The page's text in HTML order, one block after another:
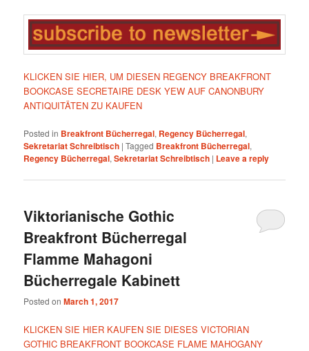
KLICKEN SIE HIER, UM DIESEN REGENCY BREAKFRONT
BOOKCASE SECRETAIRE DESK YEW AUF CANONBURY
ANTIQUITÄTEN ZU KAUFEN
Posted in Breakfront Bücherregal, Regency Bücherregal,
Sekretariat Schreibtisch |Tagged Breakfront Bücherregal,
Regency Bücherregal,Sekretariat Schreibtisch | Leave a reply
Viktorianische Gothic
Breakfront Bücherregal
Flamme Mahagoni
Bücherregale Kabinett
Posted onMarch 1, 2017
KLICKEN SIE HIER KAUFEN SIE DIESES VICTORIAN
GOTHIC BREAKFRONT BOOKCASE FLAME MAHOGANY